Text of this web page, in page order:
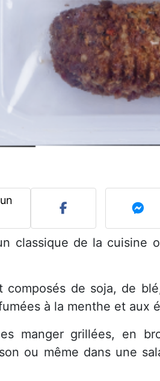
classique de la cuisine
composés de soja, de
à la menthe et aux
manger grillées, en
ou même dans une